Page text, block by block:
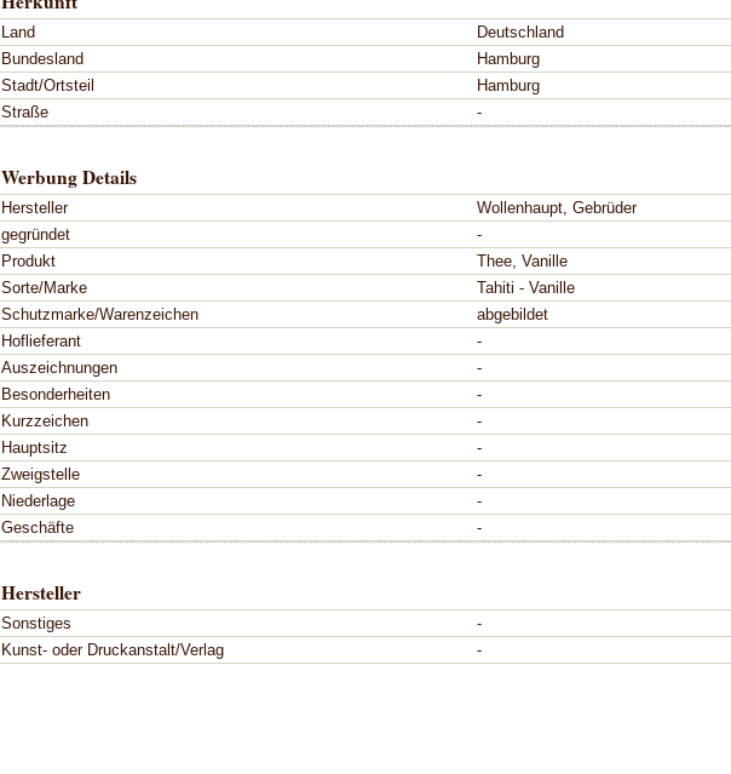
Land
Deutschland
Bundesland
Hamburg
Stadt/Ortsteil
Hamburg
Straße
-
Werbung Details
Hersteller
Wollenhaupt, Gebrüder
gegründet
-
Produkt
Thee, Vanille
Sorte/Marke
Tahiti - Vanille
Schutzmarke/Warenzeichen
abgebildet
Hoflieferant
-
Auszeichnungen
-
Besonderheiten
-
Kurzzeichen
-
Hauptsitz
-
Zweigstelle
-
Niederlage
-
Geschäfte
-
Hersteller
Sonstiges
-
Kunst- oder Druckanstalt/Verlag
-